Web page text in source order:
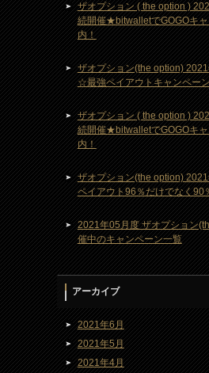
ザオプション ( the option )
続開催★bitwalletでGOGOキ
内！
ザオプション(the option)
☆最強ペイアウトキャンペー
ザオプション ( the option )
続開催★bitwalletでGOGOキ
内！
ザオプション(the option)
ペイアウト96％だけでなく90
2021年05月度 ザオプション
催中のキャンペーン一覧
アーカイブ
2021年6月
2021年5月
2021年4月